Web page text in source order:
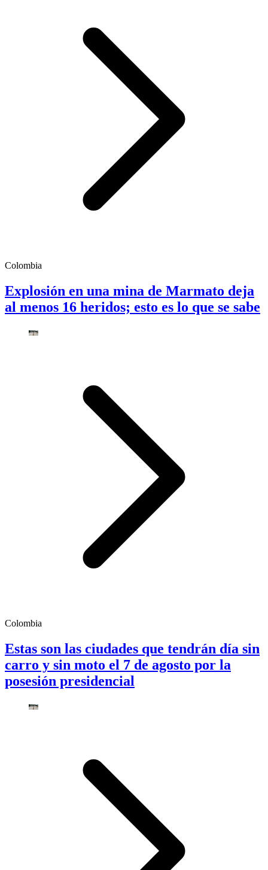
Colombia
Explosión en una mina de Marmato deja
al menos 16 heridos; esto es lo que se sabe
Colombia
Estas son las ciudades que tendrán día sin
carro y sin moto el 7 de agosto por la
posesión presidencial